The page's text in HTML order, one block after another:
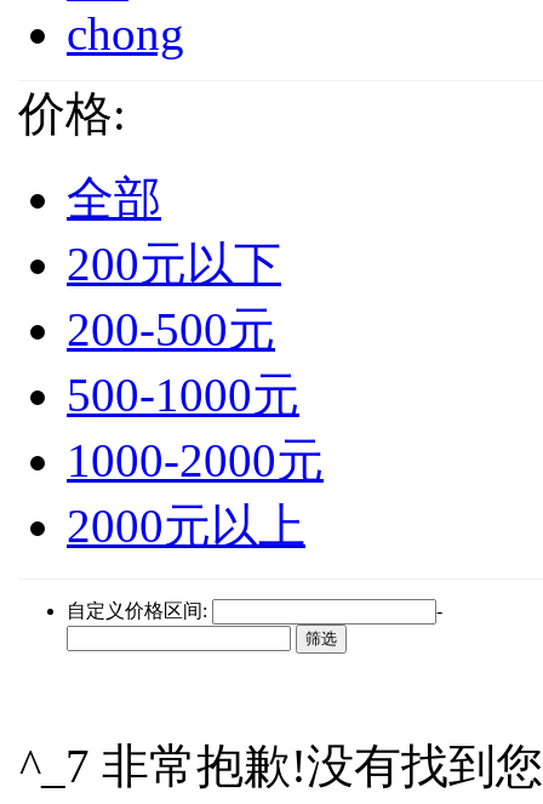
chong
价格:
全部
200元以下
200-500元
500-1000元
1000-2000元
2000元以上
自定义价格区间: -
^_7 非常抱歉!没有找到